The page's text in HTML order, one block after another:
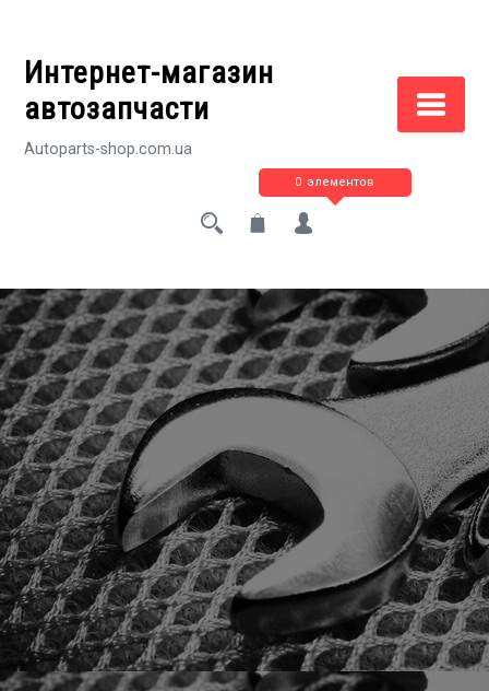
содержимому
Интернет-магазин
автозапчасти
Autoparts-shop.com.ua
0 элементов